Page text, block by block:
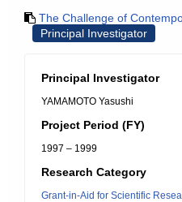
The Challenge of
Principal Investigator
Principal Investigator
YAMAMOTO Yasushi
Project Period (FY)
1997 – 1999
Research Category
Grant-in-Aid for Scientific